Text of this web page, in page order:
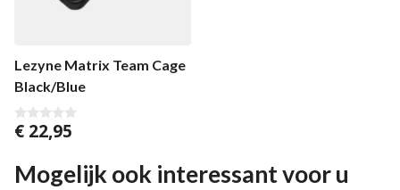
Lezyne Matrix Team Cage
Black/Blue
0
v
n
5
€ 22,95
Mogelijk ook interessant voor u